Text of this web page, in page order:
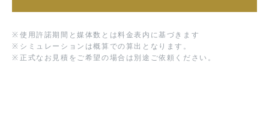
※ 使用許諾期間と媒体数とは料金表内に基づきます
※ シミュレーションは概算での算出となります。
※ 正式なお見積をご希望の場合は別途ご依頼ください。